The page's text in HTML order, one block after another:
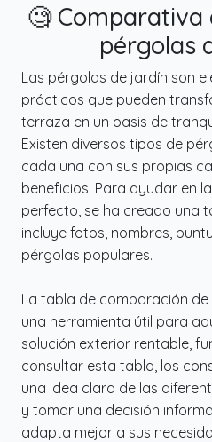
🧐 Comparativa
pérgolas
Las pérgolas de jardín son
prácticos que pueden
terraza en un oasis de
Existen diversos tipos de
cada una con sus propias
beneficios. Para ayudar en
perfecto, se ha creado una
incluye fotos, nombres,
pérgolas populares.
La tabla de comparación
una herramienta útil para
solución exterior rentable,
consultar esta tabla, los
una idea clara de las
y tomar una decisión
adapta mejor a sus